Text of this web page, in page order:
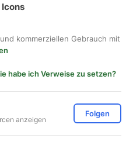
kommerziellen Gebrauch mit
habe ich Verweise zu setzen?
anzeigen
Folgen